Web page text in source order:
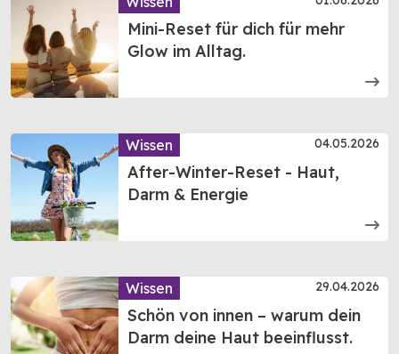
Mini-Reset für dich für mehr
Glow im Alltag.
Wissen 04.05.2026
After-Winter-Reset - Haut,
Darm & Energie
Wissen 29.04.2026
Schön von innen – warum dein
Darm deine Haut beeinflusst.